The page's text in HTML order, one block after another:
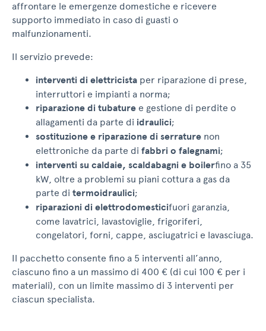
affrontare le emergenze domestiche e ricevere
supporto immediato in caso di guasti o
malfunzionamenti.
Il servizio prevede:
interventi di elettricista per riparazione di prese,
interruttori e impianti a norma;
riparazione di tubature e gestione di perdite o
allagamenti da parte di idraulici;
sostituzione e riparazione di serrature non
elettroniche da parte di fabbri o falegnami;
interventi su caldaie, scaldabagni e boilerfino a 35
kW, oltre a problemi su piani cottura a gas da
parte di termoidraulici;
riparazioni di elettrodomesticifuori garanzia,
come lavatrici, lavastoviglie, frigoriferi,
congelatori, forni, cappe, asciugatrici e lavasciuga.
Il pacchetto consente fino a 5 interventi all’anno,
ciascuno fino a un massimo di 400 € (di cui 100 € per i
materiali), con un limite massimo di 3 interventi per
ciascun specialista.